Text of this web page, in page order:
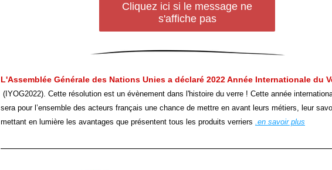
Cliquez ici si le message ne
s'affiche pas
L'Assemblée Générale des Nations Unies a déclaré 2022 Année Internationale du
(IYOG2022). Cette résolution est un évènement dans l'histoire du verre ! Cette année
sera pour l’ensemble des acteurs français une chance de mettre en avant leurs métiers, leur
mettant en lumière les avantages que présentent tous les produits verriers .en savoir plus